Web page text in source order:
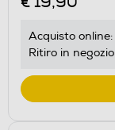
Acquisto online:
Ritiro in